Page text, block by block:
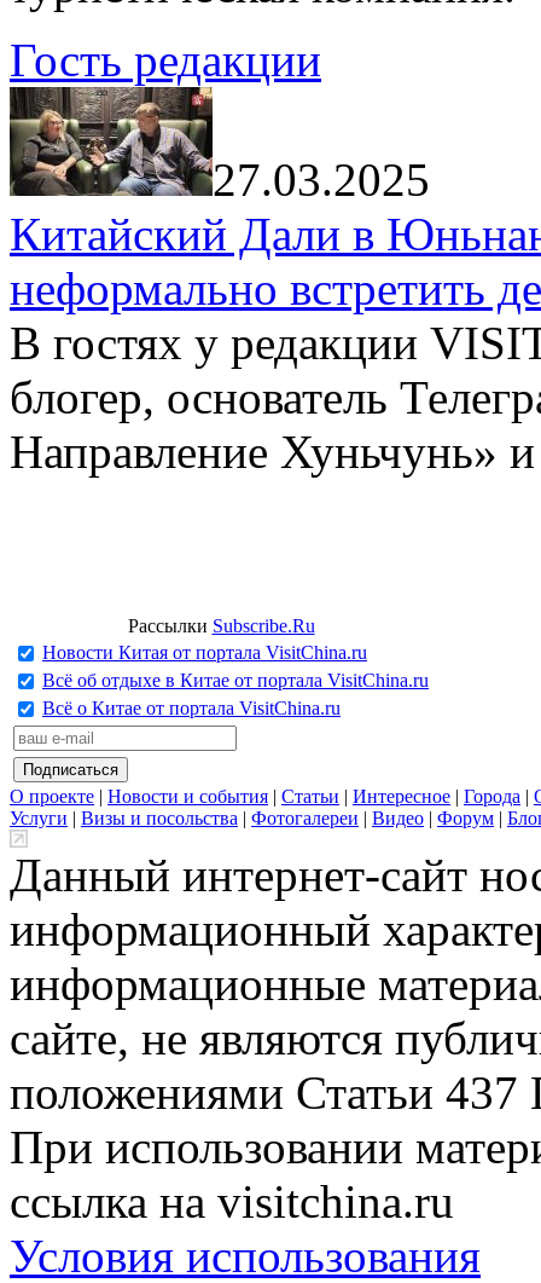
Гость редакции
27.03.2025
Китайский Дали в
неформально встретить
В гостях у редакции
блогер, основатель
Направление Хуньчунь»
Рассылки Subscribe.Ru
Новости Китая от портала VisitChina.ru
Всё об отдыхе в Китае от портала VisitChina.ru
Всё о Китае от портала VisitChina.ru
О проекте | Новости и события | Статьи | Интересное | Города |
Услуги | Визы и посольства | Фотогалереи | Видео | Форум |
Данный интернет-сайт
информационный
информационные
сайте, не являются
положениями Статьи 437
При использовании
ссылка на visitchina.ru
Условия использования